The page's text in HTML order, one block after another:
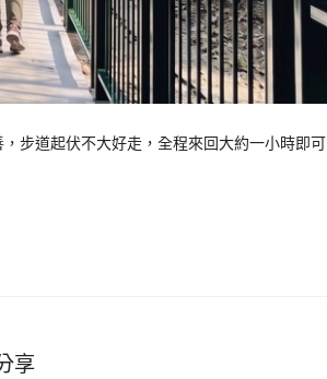
步道起伏不大好走，全程來回大約一小時即可
享